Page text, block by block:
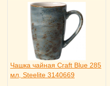
Чашка чайная Craft Blue 285
мл, Steelite 3140669